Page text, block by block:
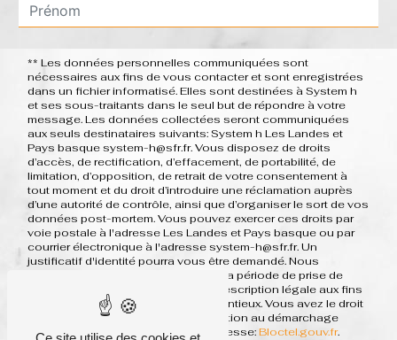
** Les données personnelles communiquées sont
nécessaires aux fins de vous contacter et sont enregistrées
dans un fichier informatisé. Elles sont destinées à System h
et ses sous-traitants dans le seul but de répondre à votre
message. Les données collectées seront communiquées
aux seuls destinataires suivants: System h Les Landes et
Pays basque system-h@sfr.fr. Vous disposez de droits
d’accès, de rectification, d’effacement, de portabilité, de
limitation, d’opposition, de retrait de votre consentement à
tout moment et du droit d’introduire une réclamation auprès
d’une autorité de contrôle, ainsi que d’organiser le sort de vos
données post-mortem. Vous pouvez exercer ces droits par
voie postale à l'adresse Les Landes et Pays basque ou par
courrier électronique à l'adresse system-h@sfr.fr. Un
justificatif d'identité pourra vous être demandé. Nous
conservons vos données pendant la période de prise de
contact puis pendant la durée de prescription légale aux fins
probatoires et de gestion des contentieux. Vous avez le droit
de vous inscrire sur la liste d'opposition au démarchage
téléphonique, disponible à cette adresse:Bloctel.gouv.fr.